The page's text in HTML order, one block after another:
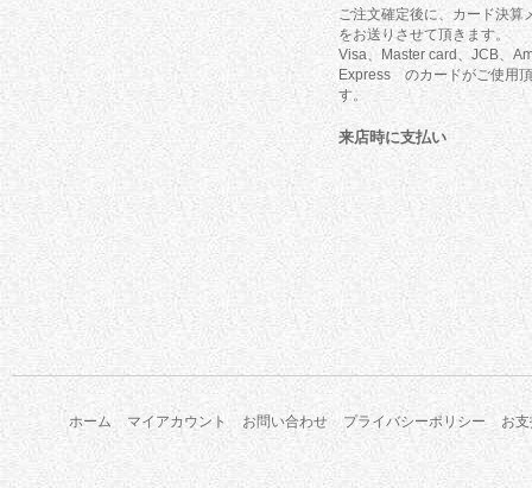
ご注文確定後に、カード決算
をお送りさせて頂きます。
Visa、Master card、JCB、
Express のカードがご使用
す。
来店時に支払い
ホーム マイアカウント お問い合わせ プライバシーポリシー お